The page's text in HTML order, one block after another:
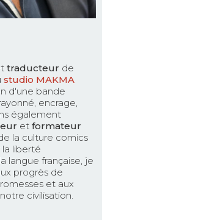
traducteur de
studio MAKMA
d'une bande
encrage,
également
et formateur
la culture comics
la liberté
langue française, je
progrès de
et aux
civilisation.